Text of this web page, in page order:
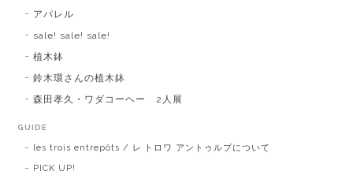
アパレル
sale! sale! sale!
植木鉢
鈴木環さんの植木鉢
森田孝久・ワダコーヘー 2人展
GUIDE
les trois entrepôts / レ トロワ アントゥルプについて
PICK UP!